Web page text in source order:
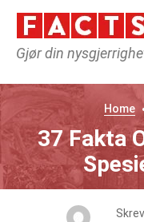
Gjør din
Home
37 Fakta